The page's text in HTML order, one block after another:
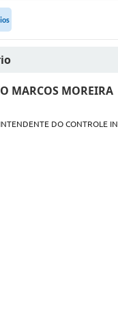
MARCOS MOREIRA
DO CONTROLE